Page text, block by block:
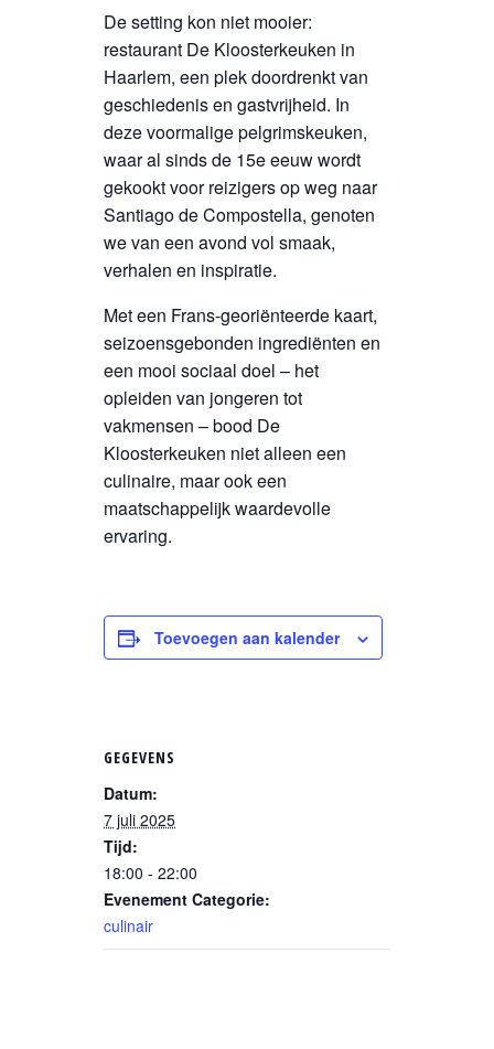
De setting kon niet mooier:
restaurant De Kloosterkeuken in
Haarlem, een plek doordrenkt van
geschiedenis en gastvrijheid. In
deze voormalige pelgrimskeuken,
waar al sinds de 15e eeuw wordt
gekookt voor reizigers op weg naar
Santiago de Compostella, genoten
we van een avond vol smaak,
verhalen en inspiratie.
Met een Frans-georiënteerde kaart,
seizoensgebonden ingrediënten en
een mooi sociaal doel – het
opleiden van jongeren tot
vakmensen – bood De
Kloosterkeuken niet alleen een
culinaire, maar ook een
maatschappelijk waardevolle
ervaring.
Toevoegen aan kalender
GEGEVENS
Datum:
7 juli 2025
Tijd:
18:00 - 22:00
Evenement Categorie:
culinair